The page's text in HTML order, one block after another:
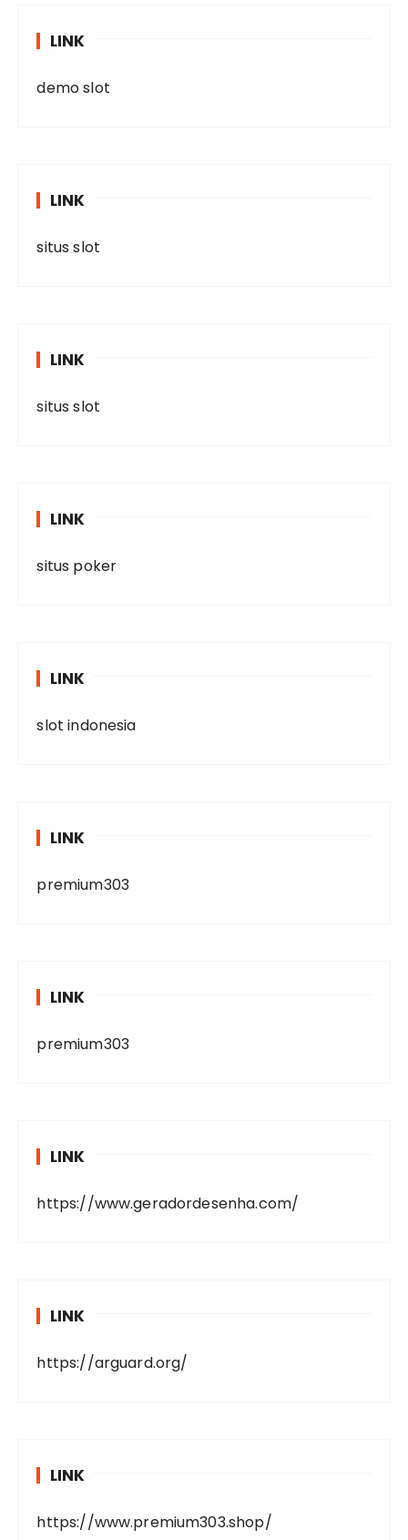
LINK
demo slot
LINK
situs slot
LINK
situs slot
LINK
situs poker
LINK
slot indonesia
LINK
premium303
LINK
premium303
LINK
https://www.geradordesenha.com/
LINK
https://arguard.org/
LINK
https://www.premium303.shop/